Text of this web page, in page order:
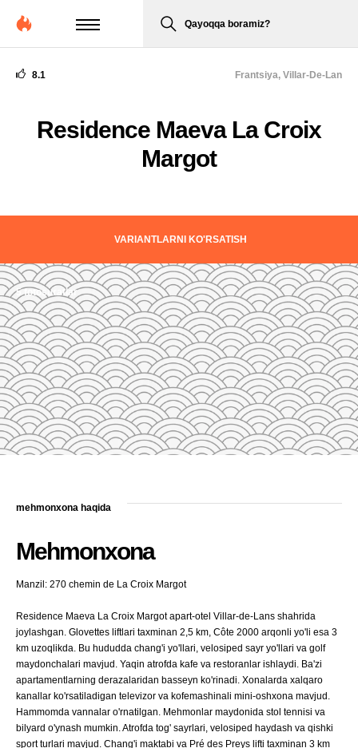
Qayoqqa boramiz?
8.1
Residence Maeva La Croix
Margot
Frantsiya, Villar-De-Lan
VARIANTLARNI KO'RSATISH
5 fotosuratlar
mehmonxona haqida
Mehmonxona
Manzil: 270 chemin de La Croix Margot
Residence Maeva La Croix Margot apart-otel Villar-de-Lans shahrida
joylashgan. Glovettes liftlari taxminan 2,5 km, Côte 2000 arqonli yo'li esa 3
km uzoqlikda. Bu hududda chang'i yo'llari, velosiped sayr yo'llari va golf
maydonchalari mavjud. Yaqin atrofda kafe va restoranlar ishlaydi. Ba'zi
apartamentlarning derazalaridan basseyn ko'rinadi. Xonalarda xalqaro
kanallar ko'rsatiladigan televizor va kofemashinali mini-oshxona mavjud.
Hammomda vannalar o'rnatilgan. Mehmonlar maydonida stol tennisi va
bilyard o'ynash mumkin. Atrofda tog' sayrlari, velosiped haydash va qishki
sport turlari mavjud. Chang'i maktabi va Pré des Preys lifti taxminan 3 km